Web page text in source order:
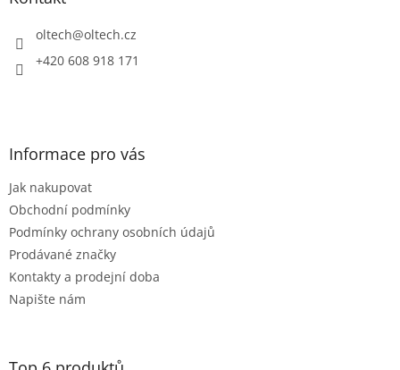
oltech@oltech.cz
+420 608 918 171
Informace pro vás
Jak nakupovat
Obchodní podmínky
Podmínky ochrany osobních údajů
Prodávané značky
Kontakty a prodejní doba
Napište nám